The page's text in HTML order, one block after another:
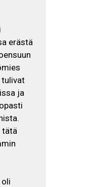
erästä
tulivat
ja
tätä